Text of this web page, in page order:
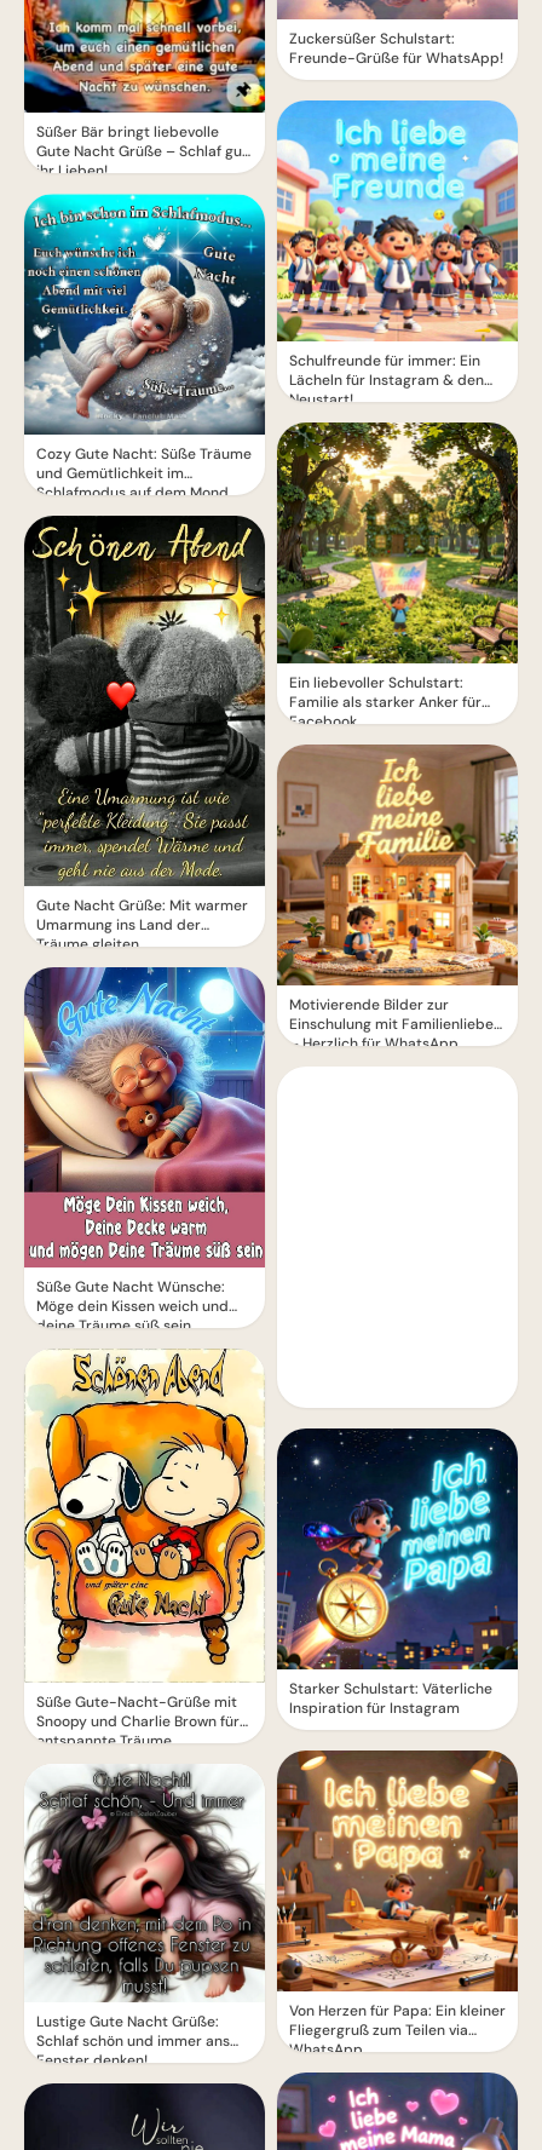
Süßer Bär bringt liebevolle
Gute Nacht Grüße – Schlaf gut,
ihr Lieben!
Cozy Gute Nacht: Süße Träume
und Gemütlichkeit im
Schlafmodus auf dem Mond
Gute Nacht Grüße: Mit warmer
Umarmung ins Land der
Träume gleiten
Süße Gute Nacht Wünsche:
Möge dein Kissen weich und
deine Träume süß sein
Süße Gute-Nacht-Grüße mit
Snoopy und Charlie Brown für
entspannte Träume
Lustige Gute Nacht Grüße:
Schlaf schön und immer ans
Fenster denken!
Zuckersüßer Schulstart:
Freunde-Grüße für WhatsApp!
Schulfreunde für immer: Ein
Lächeln für Instagram & den
Neustart!
Ein liebevoller Schulstart:
Familie als starker Anker für
Facebook
Motivierende Bilder zur
Einschulung mit Familienliebe
– Herzlich für WhatsApp
Starker Schulstart: Väterliche
Inspiration für Instagram
Von Herzen für Papa: Ein kleiner
Fliegergruß zum Teilen via
WhatsApp